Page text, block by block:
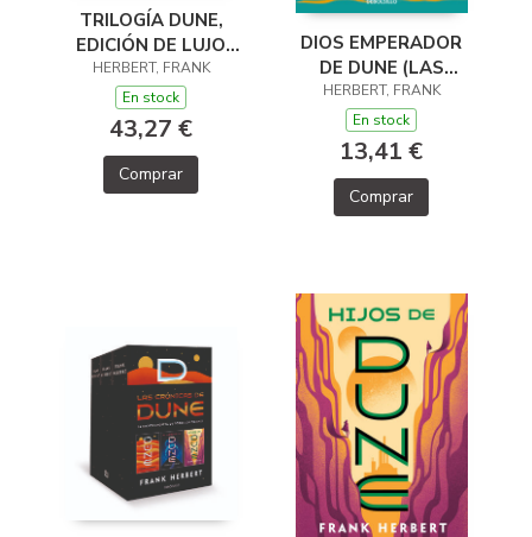
TRILOGÍA DUNE,
EDICIÓN DE LUJO
(ESTUCHE CON:
DUNE EL MESÍAS DE
DUNE HIJOS DE
HERBERT, FRANK
En stock
43,27 €
Comprar
DIOS EMPERADOR
DE DUNE (LAS
CRÓNICAS DE DUNE
4)
HERBERT, FRANK
En stock
13,41 €
Comprar